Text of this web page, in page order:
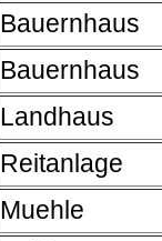
Bauernhaus
Bauernhaus
Landhaus
Reitanlage
Muehle